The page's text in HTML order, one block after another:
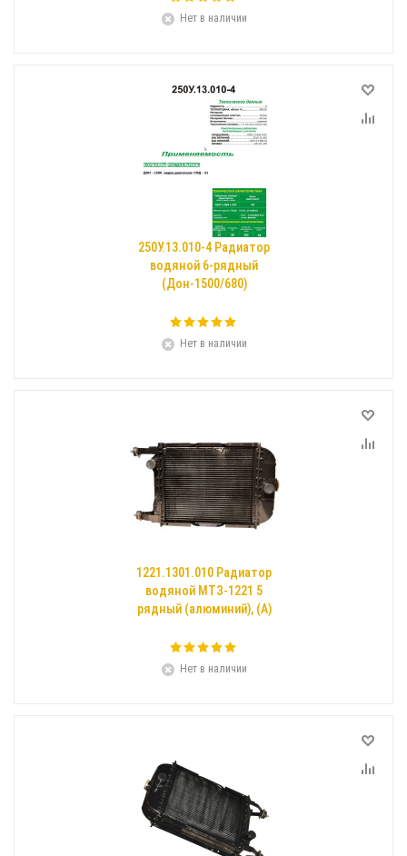
Нет в наличии
250У.13.010-4 Радиатор
водяной 6-рядный
(Дон-1500/680)
Нет в наличии
1221.1301.010 Радиатор
водяной МТЗ-1221 5
рядный (алюминий), (А)
Нет в наличии